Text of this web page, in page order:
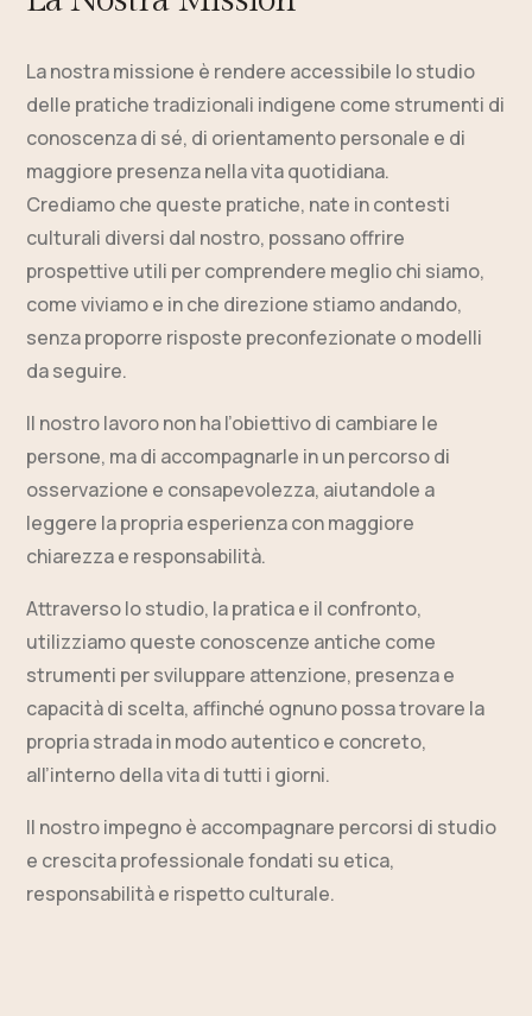
La nostra missione è rendere accessibile lo studio
delle pratiche tradizionali indigene come strumenti di
conoscenza di sé, di orientamento personale e di
maggiore presenza nella vita quotidiana.
Crediamo che queste pratiche, nate in contesti
culturali diversi dal nostro, possano offrire
prospettive utili per comprendere meglio chi siamo,
come viviamo e in che direzione stiamo andando,
senza proporre risposte preconfezionate o modelli
da seguire.
Il nostro lavoro non ha l’obiettivo di cambiare le
persone, ma di accompagnarle in un percorso di
osservazione e consapevolezza, aiutandole a
leggere la propria esperienza con maggiore
chiarezza e responsabilità.
Attraverso lo studio, la pratica e il confronto,
utilizziamo queste conoscenze antiche come
strumenti per sviluppare attenzione, presenza e
capacità di scelta, affinché ognuno possa trovare la
propria strada in modo autentico e concreto,
all’interno della vita di tutti i giorni.
Il nostro impegno è accompagnare percorsi di studio
e crescita professionale fondati su etica,
responsabilità e rispetto culturale.